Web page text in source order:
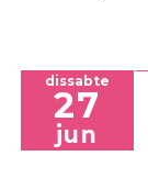
dissabte
27
jun